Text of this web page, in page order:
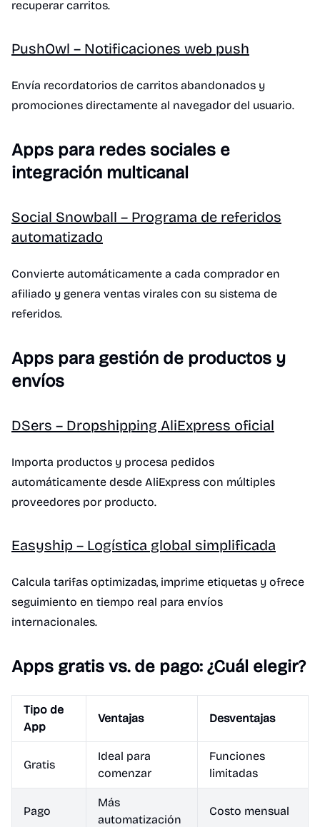
recuperar carritos.
PushOwl – Notificaciones web push
Envía recordatorios de carritos abandonados y
promociones directamente al navegador del usuario.
Apps para redes sociales e
integración multicanal
Social Snowball – Programa de referidos
automatizado
Convierte automáticamente a cada comprador en
afiliado y genera ventas virales con su sistema de
referidos.
Apps para gestión de productos y
envíos
DSers – Dropshipping AliExpress oficial
Importa productos y procesa pedidos
automáticamente desde AliExpress con múltiples
proveedores por producto.
Easyship – Logística global simplificada
Calcula tarifas optimizadas, imprime etiquetas y ofrece
seguimiento en tiempo real para envíos
internacionales.
Apps gratis vs. de pago: ¿Cuál elegir?
Tipo de
App
Ventajas Desventajas
Gratis
Ideal para
comenzar
Funciones
limitadas
Pago
Más
automatización
Costo mensual